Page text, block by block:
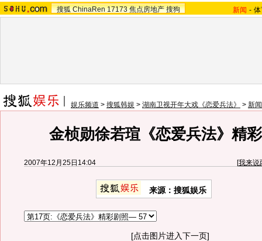
搜狐 ChinaRen 17173 焦点房地产 搜狗 新闻 -
娱乐频道 > 搜狐韩娱 > 湖南卫视开年大戏《恋爱兵法》 > 新
金桢勋徐若瑄《恋爱兵法》精
2007年12月25日14:04 [我来说
来源：搜狐娱乐
[点击图片进入下一页]